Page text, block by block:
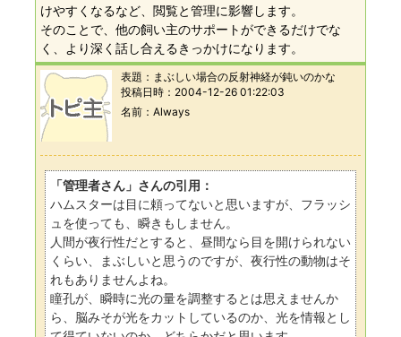
けやすくなるなど、閲覧と管理に影響します。
そのことで、他の飼い主のサポートができるだけでな
く、より深く話し合えるきっかけになります。
表題： まぶしい場合の反射神経が鈍いのかな
投稿日時： 2004-12-26 01:22:03
名前
Always
「管理者さん」さんの引用：
ハムスターは目に頼ってないと思いますが、フラッシ
ュを使っても、瞬きもしません。
人間が夜行性だとすると、昼間なら目を開けられない
くらい、まぶしいと思うのですが、夜行性の動物はそ
れもありませんよね。
瞳孔が、瞬時に光の量を調整するとは思えませんか
ら、脳みそが光をカットしているのか、光を情報とし